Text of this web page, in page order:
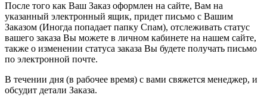
После того как Ваш Заказ оформлен на сайте, Вам на
указанный электронный ящик, придет письмо с Вашим
Заказом (Иногда попадает папку Спам), отслеживать статус
вашего заказа Вы можете в личном кабинете на нашем сайте,
также о изменении статуса заказа Вы будете получать письмо
по электронной почте.
В течении дня (в рабочее время) с вами свяжется менеджер, и
обсудит детали Заказа.